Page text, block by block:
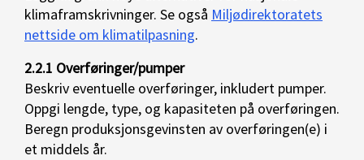
klimaframskrivninger. Se også Miljødirektoratets
nettside om klimatilpasning.
2.2.1 Overføringer/pumper
Beskriv eventuelle overføringer, inkludert pumper.
Oppgi lengde, type, og kapasiteten på overføringen.
Beregn produksjonsgevinsten av overføringen(e) i
et middels år.